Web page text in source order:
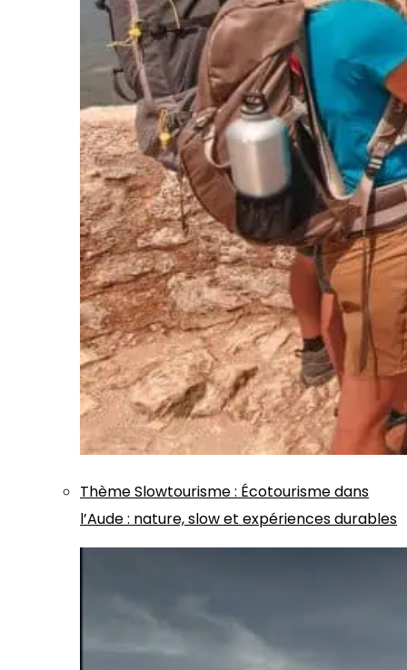
ThèmeSlowtourisme: Écotourisme dans
l’Aude : nature, slow et expériences durables